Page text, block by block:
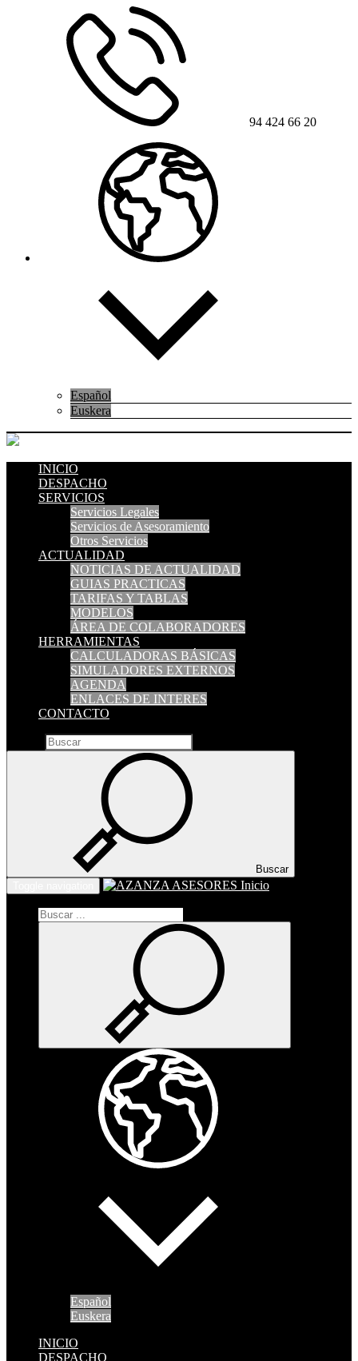
94 424 66 20
Español
Euskera
INICIO
DESPACHO
SERVICIOS
Servicios Legales
Servicios de Asesoramiento
Otros Servicios
ACTUALIDAD
NOTICIAS DE ACTUALIDAD
GUIAS PRACTICAS
TARIFAS Y TABLAS
MODELOS
ÁREA DE COLABORADORES
HERRAMIENTAS
CALCULADORAS BÁSICAS
SIMULADORES EXTERNOS
AGENDA
ENLACES DE INTERES
CONTACTO
Buscar
Inicio
Español
Euskera
INICIO
DESPACHO